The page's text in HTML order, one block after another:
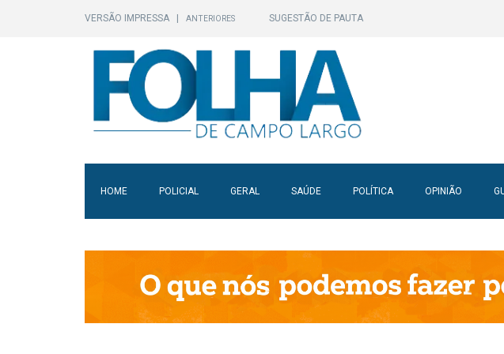
VERSÃO IMPRESSA ANTERIORES SUGESTÃO DE PAUTA
HOME POLICIAL GERAL SAÚDE POLÍTICA OPINIÃO